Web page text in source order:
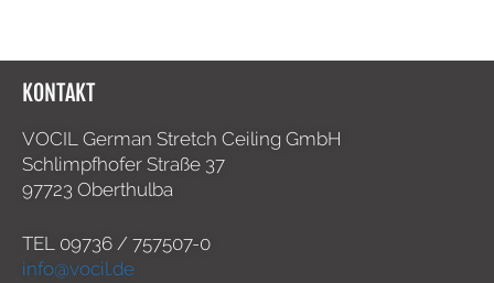
KONTAKT
VOCIL German Stretch Ceiling GmbH
Schlimpfhofer Straße 37
97723 Oberthulba
TEL 09736 / 757507-0
info@vocil.de